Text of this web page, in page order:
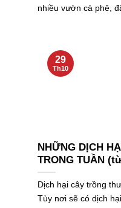
nhiều vườn cà phê,
NHỮNG DỊCH
TRONG TUẦN
Dịch hại cây trồng
Tùy nơi sẽ có dịch
29
Th10